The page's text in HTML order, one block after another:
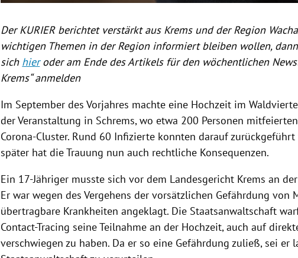
Der KURIER berichtet verstärkt aus Krems und der Region
wichtigen Themen in der Region informiert bleiben wollen,
sich hieroder am Ende des Artikels für den wöchentlichen
Krems“ anmelden
Im September des Vorjahres machte eine Hochzeit im
der Veranstaltung in Schrems, wo etwa 200 Personen
Corona-Cluster. Rund 60 Infizierte konnten darauf
später hat die Trauung nun auch rechtliche Konsequenzen.
Ein 17-Jähriger musste sich vor dem Landesgericht Krems an
Er war wegen des Vergehens der vorsätzlichen Gefährdung von
übertragbare Krankheiten angeklagt. Die Staatsanwaltschaft
Contact-Tracing seine Teilnahme an der Hochzeit, auch auf
verschwiegen zu haben. Da er so eine Gefährdung zuließ, sei er